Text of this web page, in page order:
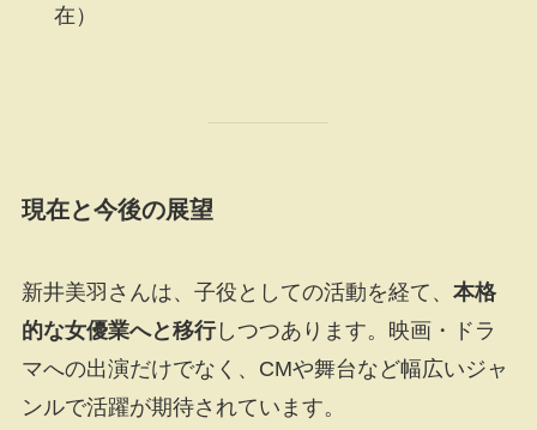
在）
現在と今後の展望
新井美羽さんは、子役としての活動を経て、 本格
的な女優業へと移行しつつあります。映画・ドラ
マへの出演だけでなく、CMや舞台など幅広いジャ
ンルで活躍が期待されています。